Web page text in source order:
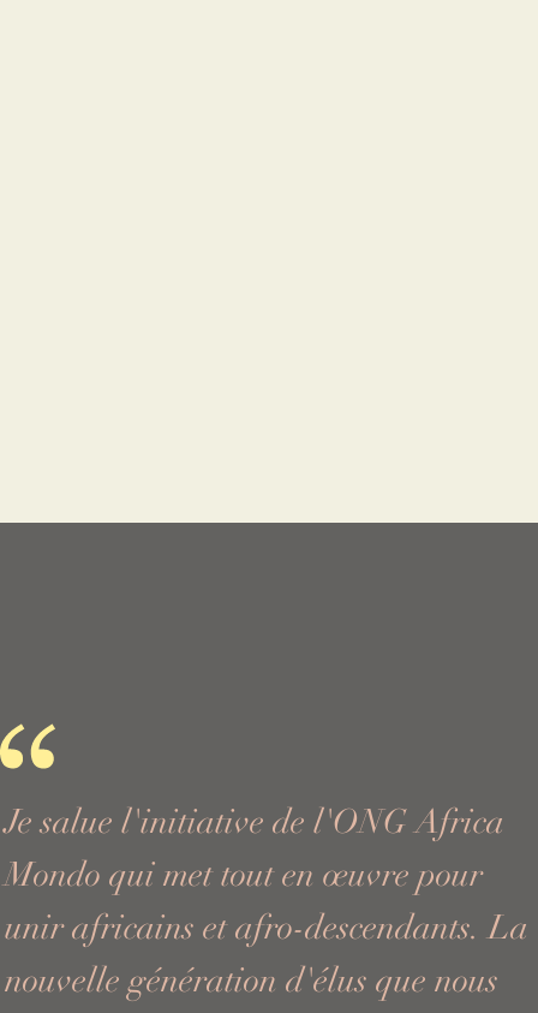
Je salue l'initiative de l'ONG Africa
Mondo qui met tout en œuvre pour
unir africains et afro-descendants. La
nouvelle génération d'élus que nous